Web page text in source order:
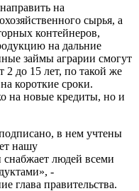
на
сырья, а
контейнеров,
на дальние
займы аграрии смогут
2 до 15 лет, по такой же
короткие сроки.
на новые кредиты, но и
в нем учтены
нашу
снабжает людей всеми
-
глава правительства.